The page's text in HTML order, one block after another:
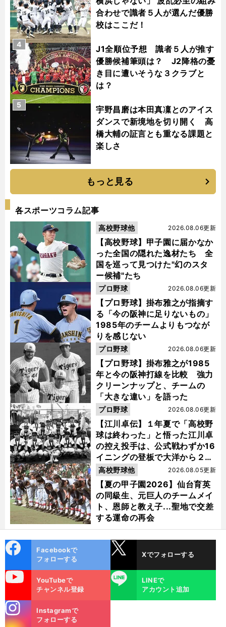
合わせで識者５人が選んだ優勝
校はここだ！
J1全順位予想 識者５人が推す
優勝候補筆頭は？ J2降格の憂
き目に遭いそうな３クラブと
は？
4
宇野昌磨は本田真凜とのアイス
ダンスで新境地を切り開く 高
橋大輔の証言とも重なる課題と
楽しさ
5
もっと見る
各スポーツコラム記事
【高校野球】甲子園に届かなか
った全国の隠れた逸材たち 全
国を巡って見つけた"幻のスタ
ー候補"たち
2026.08.06更新
高校野球他
【プロ野球】掛布雅之が指摘す
る「今の阪神に足りないもの」
1985年のチームよりもつなが
りを感じない
2026.08.06更新
プロ野球
【プロ野球】掛布雅之が1985
年と今の阪神打線を比較 強力
クリーンナップと、チームの
「大きな違い」を語った
2026.08.06更新
プロ野球
【江川卓伝】１年夏で「高校野
球は終わった」と悟った江川卓
の控え投手は、公式戦わずか16
イニングの登板で大洋から２位
指名を受けた
2026.08.06更新
プロ野球
【夏の甲子園2026】仙台育英
の同級生、元巨人のチームメイ
ト、恩師と教え子...聖地で交差
する運命の再会
2026.08.05更新
高校野球他
ok
Facebookで
フォローする
Xでフォローする
YouTubeで
チャンネル登録
LINE
LINEで
アカウント追加
m
Instagramで
フォローする